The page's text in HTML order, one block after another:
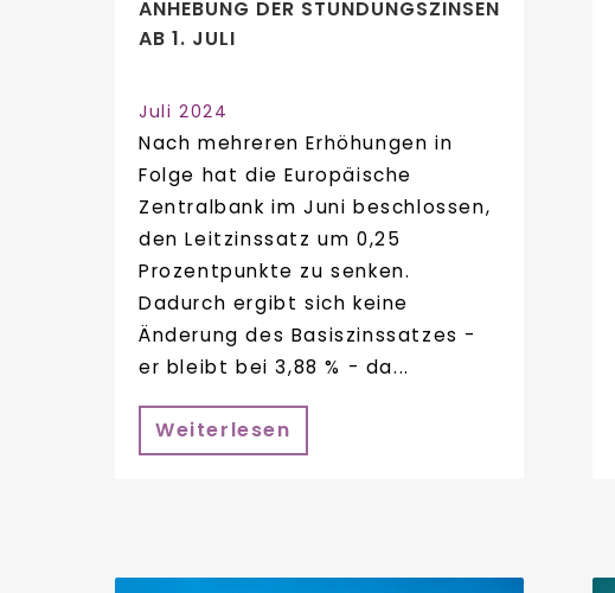
ANHEBUNG DER STUNDUNGSZINSEN
AB 1. JULI
Juli 2024
Nach mehreren Erhöhungen in
Folge hat die Europäische
Zentralbank im Juni beschlossen,
den Leitzinssatz um 0,25
Prozentpunkte zu senken.
Dadurch ergibt sich keine
Änderung des Basiszinssatzes -
er bleibt bei 3,88 % - da...
Weiterlesen